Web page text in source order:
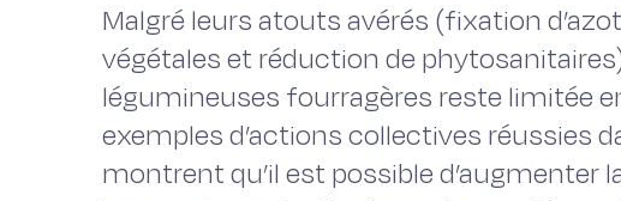
Malgré leurs atouts avérés (fixation
végétales et réduction de
légumineuses fourragères reste limitée
exemples d’actions collectives réussies
montrent qu’il est possible d’augmenter